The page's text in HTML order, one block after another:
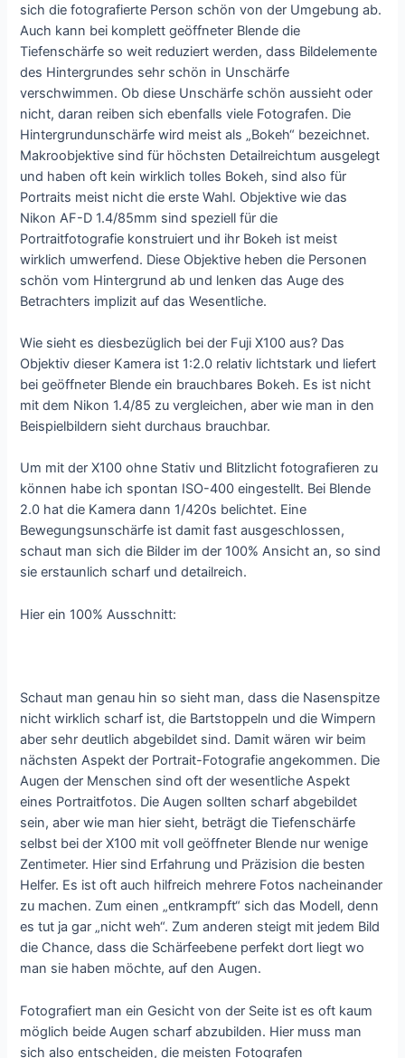
sich die fotografierte Person schön von der Umgebung ab.
Auch kann bei komplett geöffneter Blende die
Tiefenschärfe so weit reduziert werden, dass Bildelemente
des Hintergrundes sehr schön in Unschärfe
verschwimmen. Ob diese Unschärfe schön aussieht oder
nicht, daran reiben sich ebenfalls viele Fotografen. Die
Hintergrundunschärfe wird meist als „Bokeh“ bezeichnet.
Makroobjektive sind für höchsten Detailreichtum ausgelegt
und haben oft kein wirklich tolles Bokeh, sind also für
Portraits meist nicht die erste Wahl. Objektive wie das
Nikon AF-D 1.4/85mm sind speziell für die
Portraitfotografie konstruiert und ihr Bokeh ist meist
wirklich umwerfend. Diese Objektive heben die Personen
schön vom Hintergrund ab und lenken das Auge des
Betrachters implizit auf das Wesentliche.
Wie sieht es diesbezüglich bei der Fuji X100 aus? Das
Objektiv dieser Kamera ist 1:2.0 relativ lichtstark und liefert
bei geöffneter Blende ein brauchbares Bokeh. Es ist nicht
mit dem Nikon 1.4/85 zu vergleichen, aber wie man in den
Beispielbildern sieht durchaus brauchbar.
Um mit der X100 ohne Stativ und Blitzlicht fotografieren zu
können habe ich spontan ISO-400 eingestellt. Bei Blende
2.0 hat die Kamera dann 1/420s belichtet. Eine
Bewegungsunschärfe ist damit fast ausgeschlossen,
schaut man sich die Bilder im der 100% Ansicht an, so sind
sie erstaunlich scharf und detailreich.
Hier ein 100% Ausschnitt:
Schaut man genau hin so sieht man, dass die Nasenspitze
nicht wirklich scharf ist, die Bartstoppeln und die Wimpern
aber sehr deutlich abgebildet sind. Damit wären wir beim
nächsten Aspekt der Portrait-Fotografie angekommen. Die
Augen der Menschen sind oft der wesentliche Aspekt
eines Portraitfotos. Die Augen sollten scharf abgebildet
sein, aber wie man hier sieht, beträgt die Tiefenschärfe
selbst bei der X100 mit voll geöffneter Blende nur wenige
Zentimeter. Hier sind Erfahrung und Präzision die besten
Helfer. Es ist oft auch hilfreich mehrere Fotos nacheinander
zu machen. Zum einen „entkrampft“ sich das Modell, denn
es tut ja gar „nicht weh“. Zum anderen steigt mit jedem Bild
die Chance, dass die Schärfeebene perfekt dort liegt wo
man sie haben möchte, auf den Augen.
Fotografiert man ein Gesicht von der Seite ist es oft kaum
möglich beide Augen scharf abzubilden. Hier muss man
sich also entscheiden, die meisten Fotografen